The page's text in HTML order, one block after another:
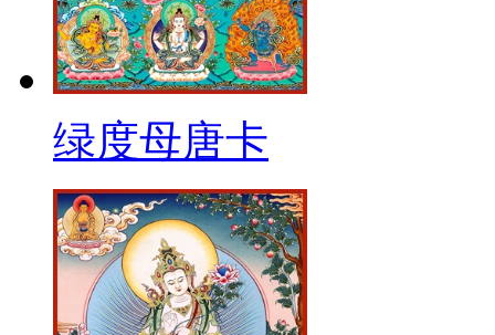
绿度母唐卡